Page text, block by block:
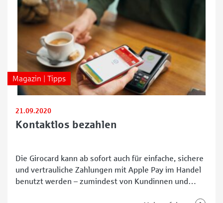
Bremen stellen
Magazin | Tipps
21.09.2020
Kontaktlos bezahlen
Die Girocard kann ab sofort auch für einfache, sichere
und vertrauliche Zahlungen mit Apple Pay im Handel
benutzt werden – zumindest von Kundinnen und